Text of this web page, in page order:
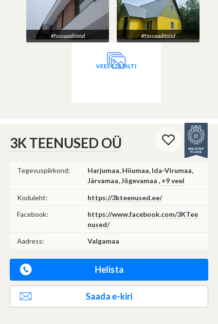
#fassaaditööd #fassaaditööd
VEEL 174 PILTI
3K TEENUSED OÜ
Tegevuspiirkond:
Harjumaa, Hiiumaa, Ida-Virumaa,
Järvamaa, Jõgevamaa , +9 veel
Koduleht:
https://3kteenused.ee/
Facebook:
https://www.facebook.com/3KTee
nused/
Aadress:
Valgamaa
Helista
Saada e-kiri